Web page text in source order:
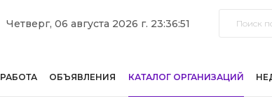
Четверг, 06 августа 2026 г. 23:36:51
РАБОТА ОБЪЯВЛЕНИЯ КАТАЛОГ ОРГАНИЗАЦИЙ